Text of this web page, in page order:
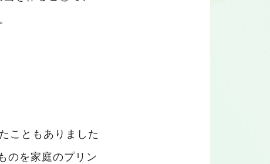
こともありました
のを家庭のプリン